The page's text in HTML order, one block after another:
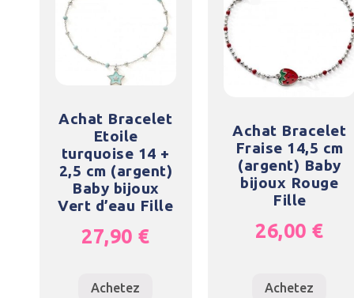
Achat Bracelet
Etoile
turquoise 14 +
2,5 cm (argent)
Baby bijoux
Vert d’eau Fille
27,90 €
Achetez
Achat Bracelet
Fraise 14,5 cm
(argent) Baby
bijoux Rouge
Fille
26,00 €
Achetez